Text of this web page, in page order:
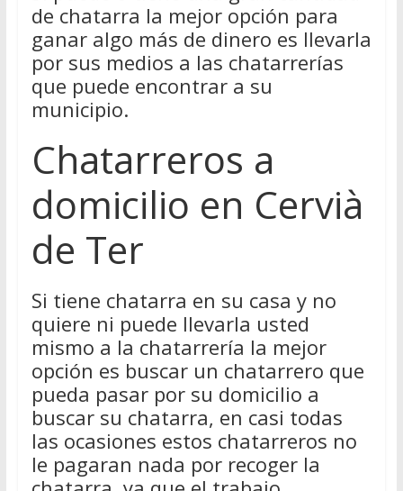
de chatarra la mejor opción para
ganar algo más de dinero es llevarla
por sus medios a las chatarrerías
que puede encontrar a su
municipio.
Chatarreros a
domicilio en Cervià
de Ter
Si tiene chatarra en su casa y no
quiere ni puede llevarla usted
mismo a la chatarrería la mejor
opción es buscar un chatarrero que
pueda pasar por su domicilio a
buscar su chatarra, en casi todas
las ocasiones estos chatarreros no
le pagaran nada por recoger la